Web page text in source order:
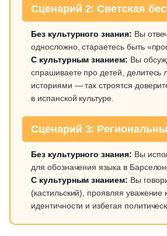
Сценарий 2: Светская
Без культурного знания: Вы
односложно, стараетесь быть
С культурным знанием: Вы
спрашиваете про детей, делитесь
историями — так строятся
в испанской культуре.
Сценарий 3:
Без культурного знания: Вы
для обозначения языка в
С культурным знанием: Вы
(кастильский), проявляя уважение
идентичности и избегая